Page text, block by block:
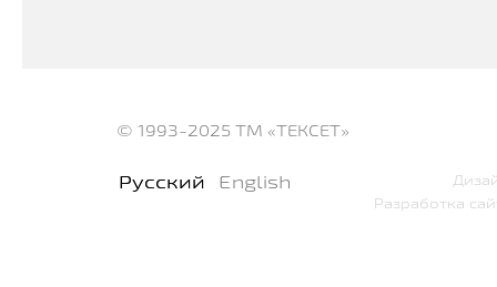
Русский English
© 1993-2025 ТМ «ТЕКСЕТ»
Разработка